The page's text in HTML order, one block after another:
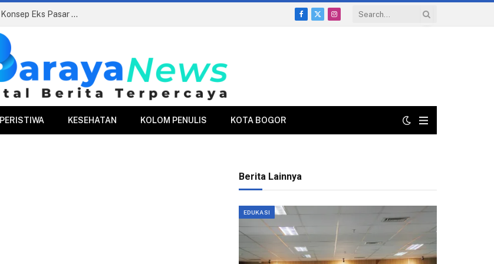
Siapkan Beauty Contest, Perumda Pasar Bakal Konsep Eks Pasar Bogor Jadi Kawasan Terpadu
Facebook
X
Instagram
PERISTIWA KESEHATAN KOLOM PENULIS KOTA BOGOR
Berita Lainnya
EDUKASI